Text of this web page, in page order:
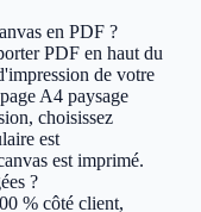
en PDF ?
PDF en haut du
de votre
A4 paysage
choisissez
est
est imprimé.
?
% côté client,